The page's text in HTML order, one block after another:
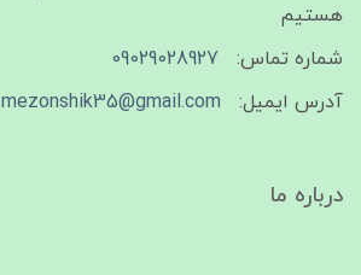
هستیم
شماره تماس:
09029028927
آدرس ایمیل:
mezonshik35@gmail.com
درباره ما